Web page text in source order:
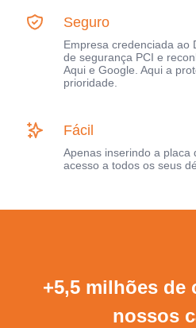
Seguro
Empresa credenciada ao
de segurança PCI e
Aqui e Google. Aqui a
prioridade.
Fácil
Apenas inserindo a placa
acesso a todos os seus
+5,5 milhões de
nossos